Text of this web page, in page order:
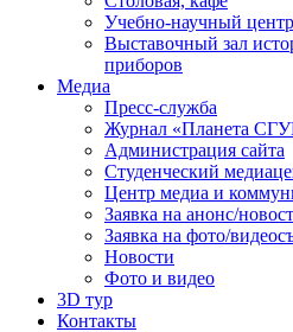
Учебно-научный
Выставочный зал
приборов
Медиа
Пресс-служба
Журнал «Планета
Администрация сайта
Студенческий
Центр медиа и
Заявка на анонс/
Заявка на фото/
Новости
Фото и видео
3D тур
Контакты